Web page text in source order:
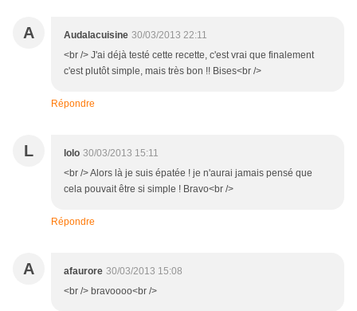
A Audalacuisine 30/03/2013 22:11
<br /> J'ai déjà testé cette recette, c'est vrai que finalement
c'est plutôt simple, mais très bon !! Bises<br />
Répondre
L lolo 30/03/2013 15:11
<br /> Alors là je suis épatée ! je n'aurai jamais pensé que
cela pouvait être si simple ! Bravo<br />
Répondre
A afaurore 30/03/2013 15:08
<br /> bravoooo<br />